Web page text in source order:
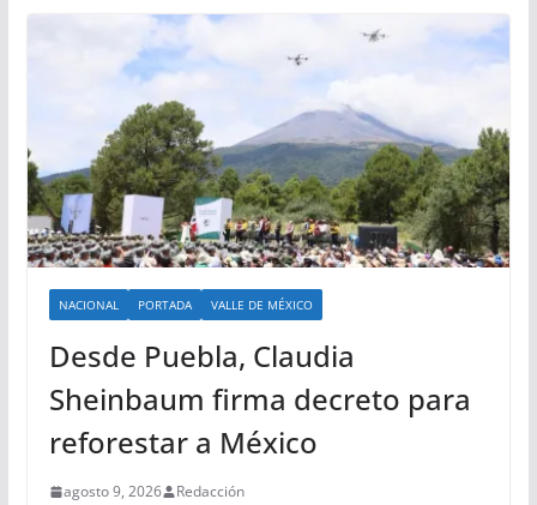
NACIONAL PORTADA VALLE DE MÉXICO
Desde Puebla, Claudia
Sheinbaum firma decreto para
reforestar a México
agosto 9, 2026 Redacción